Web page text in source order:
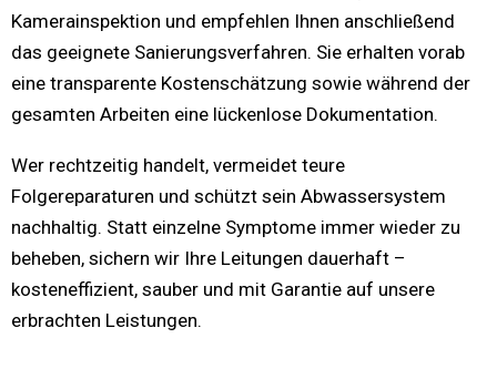
Kamerainspektion und empfehlen Ihnen anschließend
das geeignete Sanierungsverfahren. Sie erhalten vorab
eine transparente Kostenschätzung sowie während der
gesamten Arbeiten eine lückenlose Dokumentation.
Wer rechtzeitig handelt, vermeidet teure
Folgereparaturen und schützt sein Abwassersystem
nachhaltig. Statt einzelne Symptome immer wieder zu
beheben, sichern wir Ihre Leitungen dauerhaft –
kosteneffizient, sauber und mit Garantie auf unsere
erbrachten Leistungen.